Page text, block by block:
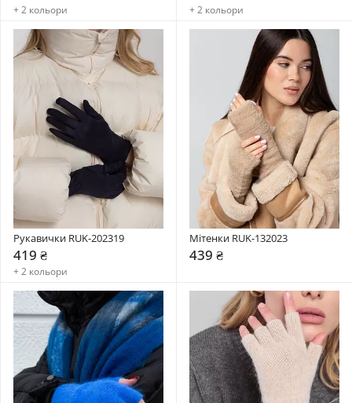
+ 2 кольори + 2 кольори
Рукавички RUK-202319
419 ₴
+ 2 кольори
Мітенки RUK-132023
439 ₴